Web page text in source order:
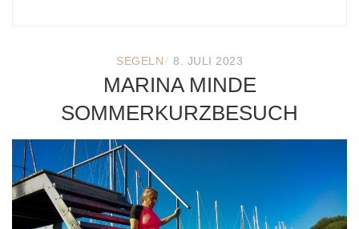
SEGELN / 8. JULI 2023
MARINA MINDE
SOMMERKURZBESUCH